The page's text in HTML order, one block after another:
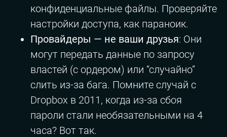
конфиденциальные файлы. Проверяйте
настройки доступа, как параноик.
Провайдеры — не ваши друзья: Они
могут передать данные по запросу
властей (с ордером) или “случайно”
слить из-за бага. Помните случай с
Dropbox в 2011, когда из-за сбоя
пароли стали необязательными на 4
часа? Вот так.